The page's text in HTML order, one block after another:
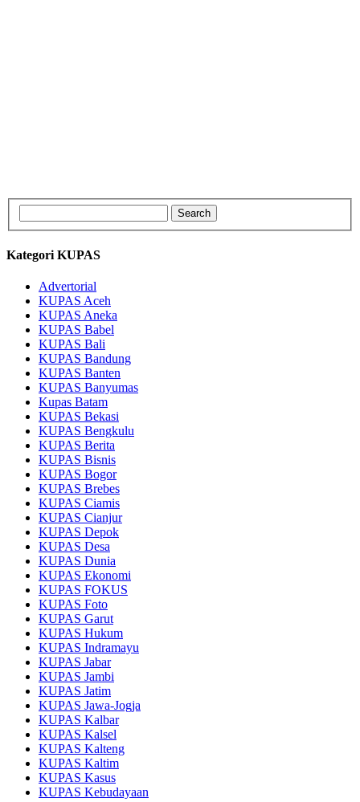
Kategori KUPAS
Advertorial
KUPAS Aceh
KUPAS Aneka
KUPAS Babel
KUPAS Bali
KUPAS Bandung
KUPAS Banten
KUPAS Banyumas
Kupas Batam
KUPAS Bekasi
KUPAS Bengkulu
KUPAS Berita
KUPAS Bisnis
KUPAS Bogor
KUPAS Brebes
KUPAS Ciamis
KUPAS Cianjur
KUPAS Depok
KUPAS Desa
KUPAS Dunia
KUPAS Ekonomi
KUPAS FOKUS
KUPAS Foto
KUPAS Garut
KUPAS Hukum
KUPAS Indramayu
KUPAS Jabar
KUPAS Jambi
KUPAS Jatim
KUPAS Jawa-Jogja
KUPAS Kalbar
KUPAS Kalsel
KUPAS Kalteng
KUPAS Kaltim
KUPAS Kasus
KUPAS Kebudayaan